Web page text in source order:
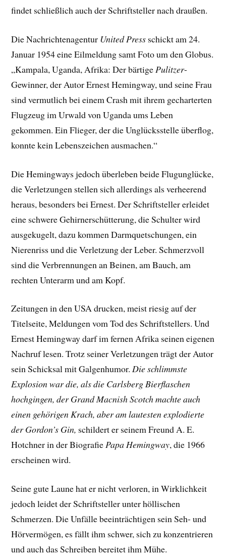
findet schließlich auch der Schriftsteller nach draußen.
Die Nachrichtenagentur United Press schickt am 24.
Januar 1954 eine Eilmeldung samt Foto um den Globus.
„Kampala, Uganda, Afrika: Der bärtigePulitzer-
Gewinner, der Autor Ernest Hemingway, und seine Frau
sind vermutlich bei einem Crash mit ihrem gecharterten
Flugzeug im Urwald von Uganda ums Leben
gekommen. Ein Flieger, der die Unglücksstelle überflog,
konnte kein Lebenszeichen ausmachen.“
Die Hemingways jedoch überleben beide Flugunglücke,
die Verletzungen stellen sich allerdings als verheerend
heraus, besonders bei Ernest. Der Schriftsteller erleidet
eine schwere Gehirnerschütterung, die Schulter wird
ausgekugelt, dazu kommen Darmquetschungen, ein
Nierenriss und die Verletzung der Leber. Schmerzvoll
sind die Verbrennungen an Beinen, am Bauch, am
rechten Unterarm und am Kopf.
Zeitungen in den USA drucken, meist riesig auf der
Titelseite, Meldungen vom Tod des Schriftstellers. Und
Ernest Hemingway darf im fernen Afrika seinen eigenen
Nachruf lesen. Trotz seiner Verletzungen trägt der Autor
sein Schicksal mit Galgenhumor.Die schlimmste
Explosion war die, als die Carlsberg Bierflaschen
hochgingen, der Grand Macnish Scotch machte auch
einen gehörigen Krach, aber am lautesten explodierte
der Gordon’s Gin, schildert er seinem Freund A. E.
Hotchner in der BiografiePapa Hemingway, die 1966
erscheinen wird.
Seine gute Laune hat er nicht verloren, in Wirklichkeit
jedoch leidet der Schriftsteller unter höllischen
Schmerzen. Die Unfälle beeinträchtigen sein Seh- und
Hörvermögen, es fällt ihm schwer, sich zu konzentrieren
und auch das Schreiben bereitet ihm Mühe.